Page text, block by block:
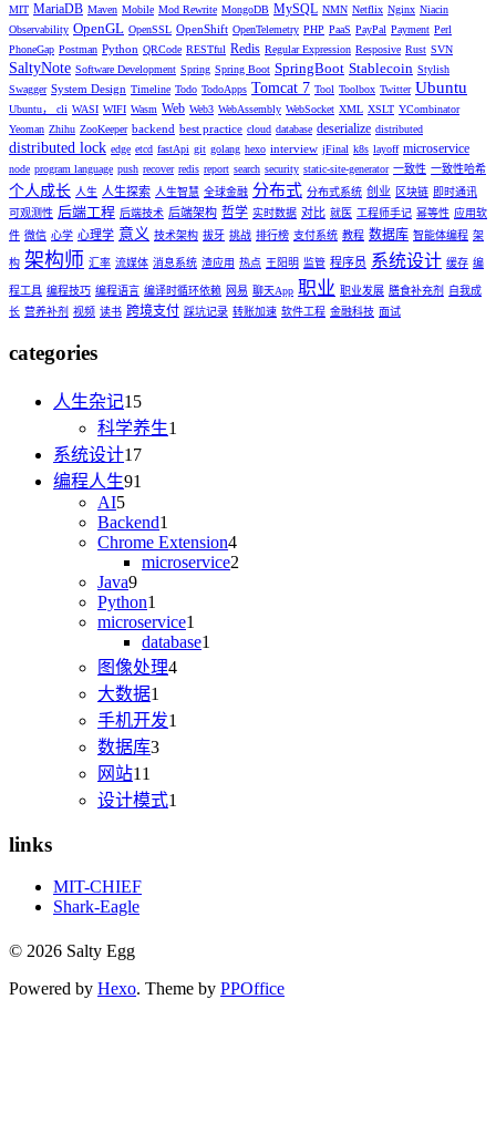
MIT MariaDB Maven Mobile Mod Rewrite MongoDB MySQL NMN Netflix Nginx Niacin
Observability OpenGL OpenSSL OpenShift OpenTelemetry PHP PaaS PayPal Payment Perl
PhoneGap Postman Python QRCode RESTful Redis Regular Expression Resposive Rust SVN
SaltyNote Software Development Spring Spring Boot SpringBoot Stablecoin Stylish
Swagger System Design Timeline Todo TodoApps Tomcat 7 Tool Toolbox Twitter Ubuntu
Ubuntu， cli WASI WIFI Wasm Web Web3 WebAssembly WebSocket XML XSLT YCombinator
Yeoman Zhihu ZooKeeper backend best practice cloud database deserialize distributed
distributed lock edge etcd fastApi git golang hexo interview jFinal k8s layoff microservice
node program language push recover redis report search security static-site-generator 一致性 一致性哈希
个人成长 人生 人生探索 人生智慧 全球金融 分布式 分布式系统 创业 区块链 即时通讯
可观测性 后端工程 后端技术 后端架构 哲学 实时数据 对比 就医 工程师手记 幂等性 应用软
件 微信 心学 心理学 意义 技术架构 拔牙 挑战 排行榜 支付系统 教程 数据库 智能体编程 架
构 架构师 汇率 流媒体 消息系统 渣应用 热点 王阳明 监管 程序员 系统设计 缓存 编
程工具 编程技巧 编程语言 编译时循环依赖 网易 聊天App 职业 职业发展 膳食补充剂
自我成
长 营养补剂 视频 读书 跨境支付 踩坑记录 转账加速 软件工程 金融科技 面试
categories
人生杂记15
科学养生1
系统设计17
编程人生91
AI5
Backend1
Chrome Extension4
microservice2
Java9
Python1
microservice1
database1
图像处理4
大数据1
手机开发1
数据库3
网站11
设计模式1
links
MIT-CHIEF
Shark-Eagle
© 2026 Salty Egg
Powered by Hexo. Theme by PPOffice